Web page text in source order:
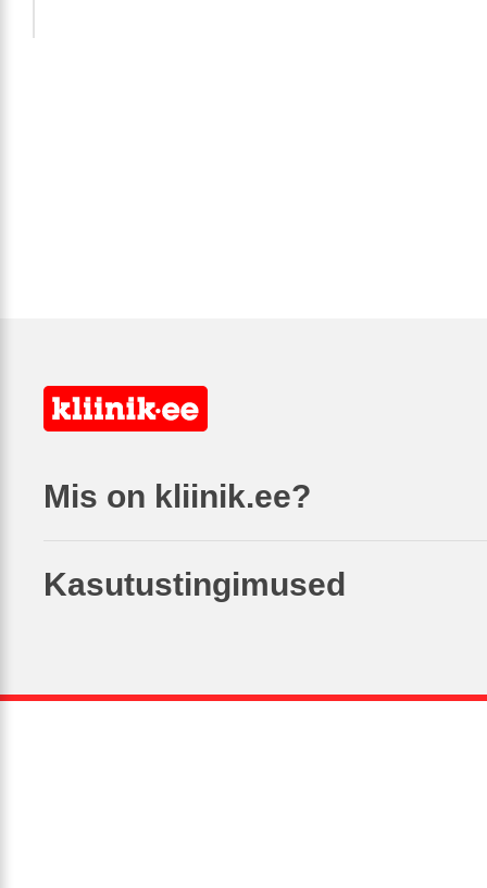
Mis on kliinik.ee?
Kasutustingimused